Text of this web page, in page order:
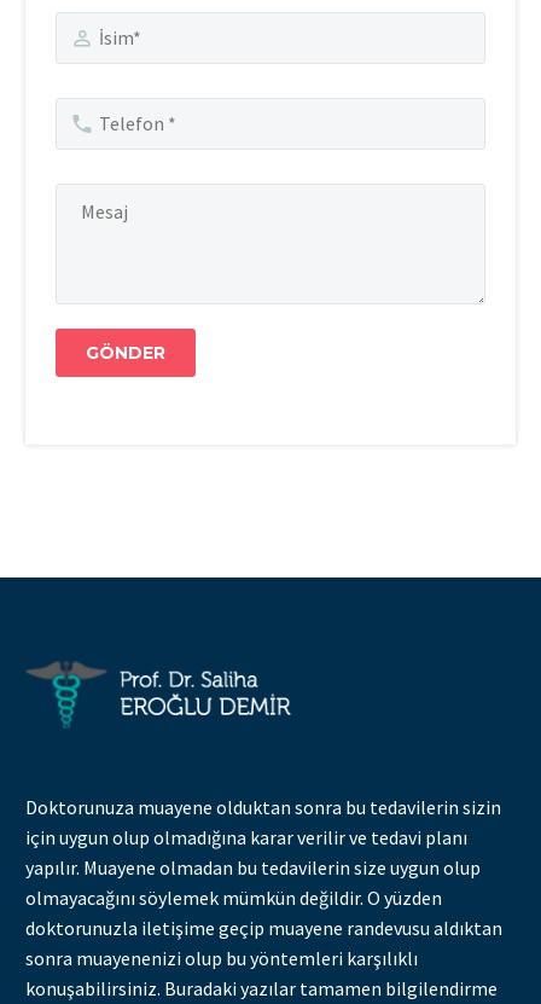
Doktorunuza muayene olduktan sonra bu tedavilerin sizin
için uygun olup olmadığına karar verilir ve tedavi planı
yapılır. Muayene olmadan bu tedavilerin size uygun olup
olmayacağını söylemek mümkün değildir. O yüzden
doktorunuzla iletişime geçip muayene randevusu aldıktan
sonra muayenenizi olup bu yöntemleri karşılıklı
konuşabilirsiniz. Buradaki yazılar tamamen bilgilendirme